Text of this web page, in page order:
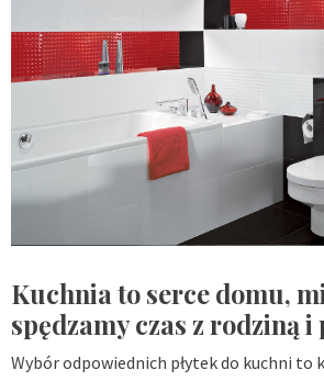
Kuchnia to serce domu,
spędzamy czas z rodziną
Wybór odpowiednich płytek do kuchni to